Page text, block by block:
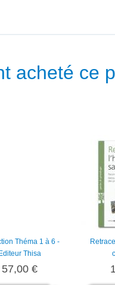
acheté ce
Théma 1 à 6 -
Editeur Thisa
57,00 €